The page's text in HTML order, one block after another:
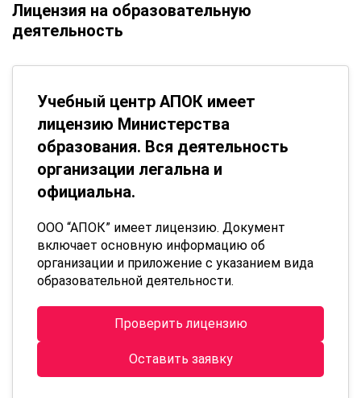
Лицензия на образовательную
деятельность
Учебный центр АПОК имеет
лицензию Министерства
образования. Вся деятельность
организации легальна и
официальна.
ООО “АПОК” имеет лицензию. Документ
включает основную информацию об
организации и приложение с указанием вида
образовательной деятельности.
Проверить лицензию
Оставить заявку